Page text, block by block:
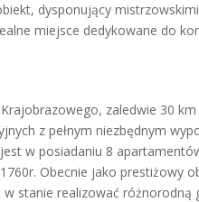
dysponujący
miejsce dedykowane do
zaledwie 30
z pełnym niezbędnym
w posiadaniu 8
Obecnie jako prestiżowy
stanie realizować różnorodną